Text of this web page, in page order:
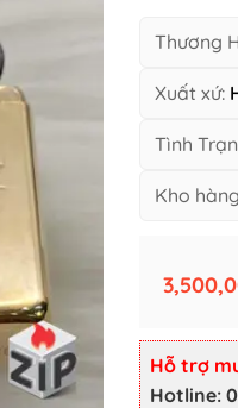
Thương
Xuất xứ:
Tình
Kho
Hỗ trợ
Hotline:
Zippo Chu Niên 1932-1990
Thêm vào giỏ